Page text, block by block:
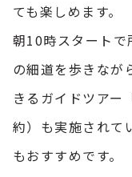
ても楽しめます。
朝10時スタート
の細道を歩きなが
きるガイドツアー
約）も実施されて
もおすすめです。